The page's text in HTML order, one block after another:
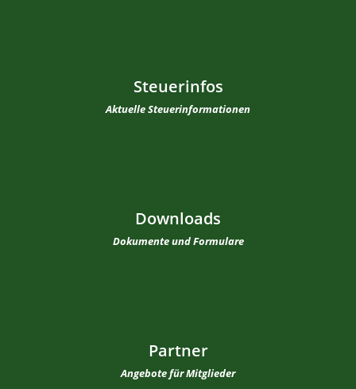
Steuerinfos
Aktuelle Steuerinformationen
Downloads
Dokumente und Formulare
Partner
Angebote für Mitglieder